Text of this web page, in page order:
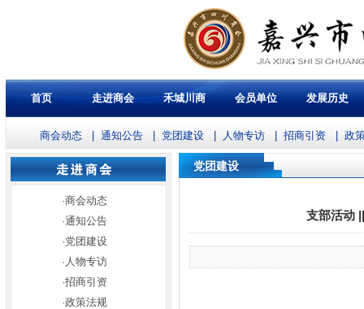
首页 走进商会 禾城川商 会员单位 发展历史
商会动态 通知公告 党团建设 人物专访 招商引资 政
·商会动态
·通知公告
·党团建设
· 人物专访
·招商引资
·政策法规
党团建设
支部活动